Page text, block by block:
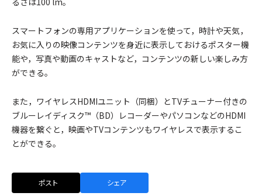
スマートフォンの専用アプリケーションを使って，時計や天気，
お気に入りの映像コンテンツを身近に表示しておけるポスター機
能や，写真や動画のキャストなど，コンテンツの新しい楽しみ方
ができる。
また，ワイヤレスHDMIユニット（同梱）とTVチューナー付きの
ブルーレイディスク™（BD）レコーダーやパソコンなどのHDMI
機器を繋ぐと，映画やTVコンテンツもワイヤレスで表示するこ
とができる。
ポスト シェア